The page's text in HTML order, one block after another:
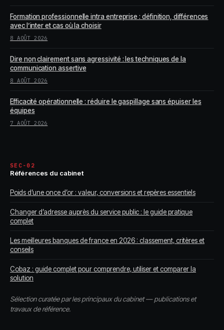
Formation professionnelle intra entreprise : définition, différences
avec l’inter et cas où la choisir
8 AOÛT 2026
Dire non clairement sans agressivité : les techniques de la
communication assertive
8 AOÛT 2026
Efficacité opérationnelle : réduire le gaspillage sans épuiser les
équipes
7 AOÛT 2026
SEC-02
Références du cabinet
Poids d’une once d’or : valeur, conversions et repères essentiels
Changer d’adresse auprès du service public : le guide pratique
complet
Les meilleures banques de france en 2026 : classement, critères et
conseils
Cobaz : guide complet pour comprendre, utiliser et comparer la
solution
Sélection curatée par les principaux du cabinet — publications et
travaux de référence.